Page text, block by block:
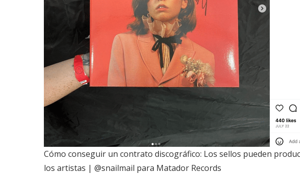
Cómo conseguir un contrato discográfico: Los sellos pueden
los artistas | @snailmail para Matador Records